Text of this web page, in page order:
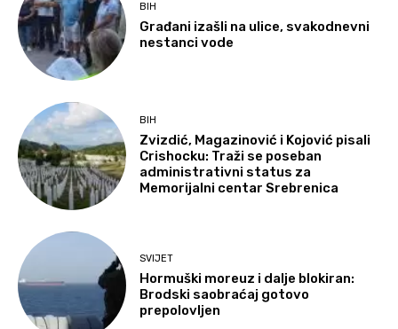
BIH
Građani izašli na ulice, svakodnevni
nestanci vode
BIH
Zvizdić, Magazinović i Kojović pisali
Crishocku: Traži se poseban
administrativni status za
Memorijalni centar Srebrenica
SVIJET
Hormuški moreuz i dalje blokiran:
Brodski saobraćaj gotovo
prepolovljen